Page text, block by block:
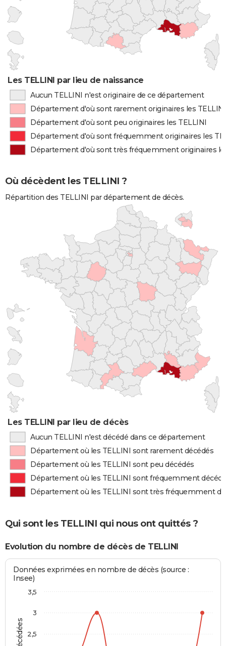
Les TELLINI par lieu de naissance
Aucun TELLINI n'est originaire de ce département
Département d'où sont rarement originaires les TELLINI
Département d'où sont peu originaires les TELLINI
Département d'où sont fréquemment originaires les
Département d'où sont très fréquemment originaires
Où décèdent les TELLINI ?
Répartition des TELLINI par département de décès.
Les TELLINI par lieu de décès
Aucun TELLINI n'est décédé dans ce département
Département où les TELLINI sont rarement décédés
Département où les TELLINI sont peu décédés
Département où les TELLINI sont fréquemment
Département où les TELLINI sont très fréquemment
Qui sont les TELLINI qui nous ont quittés ?
Evolution du nombre de décès de TELLINI
Données exprimées en nombre de décès (source :
Insee)
2,5
3
3,5